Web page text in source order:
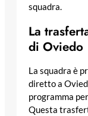
squadra.
La
di Oviedo
La squadra è
diretto a
programma
Questa